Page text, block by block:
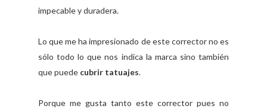
impecable y duradera.
Lo que me ha impresionado de este corrector no es
sólo todo lo que nos indica la marca sino también
que puede cubrir tatuajes.
Porque me gusta tanto este corrector pues no